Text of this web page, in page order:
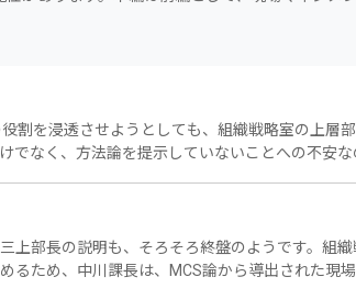
割を浸透させようとしても、組織戦略室の上層
でなく、方法論を提示していないことへの不安な
上部長の説明も、そろそろ終盤のようです。組織
ため、中川課長は、MCS論から導出された現場